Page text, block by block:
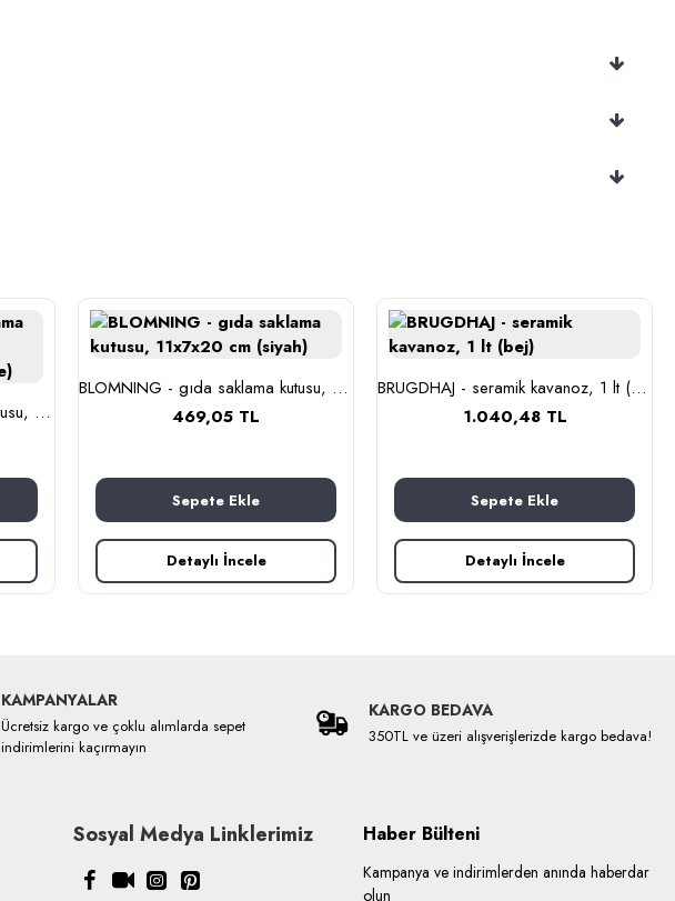
BLOMNING - gıda saklama kutusu, 10x10x10 cm (kahverengi kırmızı-pembe)
BLOMNING - gıda saklama kutusu, 11x7x20 cm (siyah)
469,05 TL
Sepete Ekle
Detaylı İncele
BRUGDHAJ - seramik kavanoz, 1 lt (bej)
1.040,48 TL
Sepete Ekle
Detaylı İncele
KAMPANYALAR
Ücretsiz kargo ve çoklu alımlarda sepet
indirimlerini kaçırmayın
KARGO BEDAVA
350TL ve üzeri alışverişlerizde kargo bedava!
Sosyal Medya Linklerimiz Haber Bülteni
Kampanya ve indirimlerden anında haberdar
olun